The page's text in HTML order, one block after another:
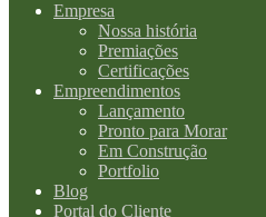
Empresa
Nossa história
Premiações
Certificações
Empreendimentos
Lançamento
Pronto para Morar
Em Construção
Portfolio
Blog
Portal do Cliente